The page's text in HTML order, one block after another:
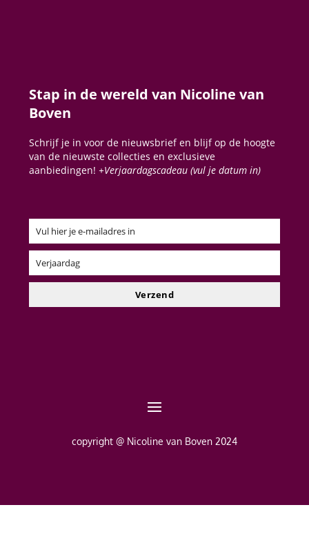
Stap in de wereld van Nicoline van
Boven
Schrijf je in voor de nieuwsbrief en blijf op de hoogte
van de nieuwste collecties en exclusieve
aanbiedingen!+Verjaardagscadeau (vul je datum in)
Email
Vul hier je e-mailadres in
Verjaardag
Verjaardag
Verzend
copyright @ Nicoline van Boven 2024